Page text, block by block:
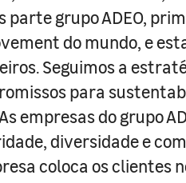
parte grupo ADEO,
do mundo, e
Seguimos a
para
empresas do grupo
diversidade e
coloca os clientes